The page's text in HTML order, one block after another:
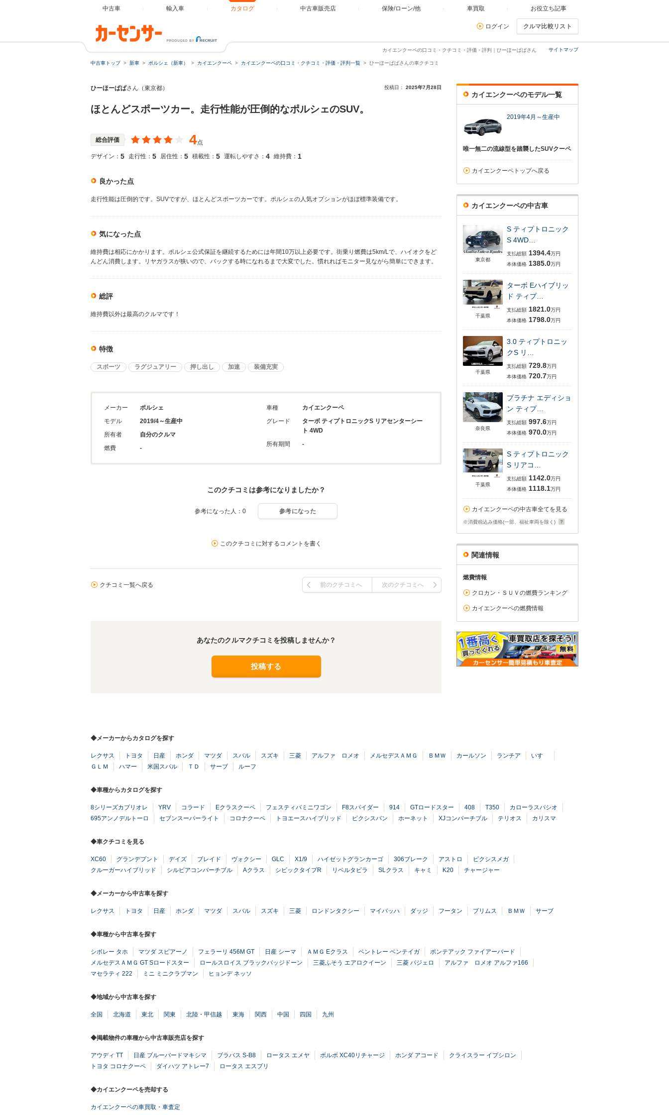
中古車 輸入車 カタログ 中古車販売店 保険/ローン/他 車買取 お役立ち記事
ログイン クルマ比較リスト
サイトマップ
カイエンクーペの口コミ・クチコミ・評価・評判｜ひーほーぱぱさん
中古車トップ 新車 ポルシェ（新車） カイエンクーペ カイエンクーペの口コミ・クチコミ・評価・評判一覧 ひーほーぱぱさんの車クチコミ
ひーほーぱぱさん（東京都） 投稿日： 2025年7月28日
ほとんどスポーツカー。走行性能が圧倒的なポルシェのSUV。
総合評価 4点
デザイン： 5 走行性： 5 居住性： 5 積載性： 5 運転しやすさ： 4 維持費： 1
良かった点
走行性能は圧倒的です。SUVですが、ほとんどスポーツカーです。ポルシェの人気オプションがほぼ標準装備です。
気になった点
維持費は相応にかかります。ポルシェ公式保証を継続するためには年間10万以上必要です。街乗り燃費は5km/Lで、ハイオクをど
んどん消費します。リヤガラスが狭いので、バックする時になれるまで大変でした。慣れればモニター見ながら簡単にできます。
総評
維持費以外は最高のクルマです！
特徴
スポーツ ラグジュアリー 押し出し 加速 装備充実
メーカー
ポルシェ
モデル
2019/4～生産中
所有者
自分のクルマ
燃費
-
車種
カイエンクーペ
グレード
ターボ ティプトロニックS リアセンターシー
ト 4WD
所有期間
-
このクチコミは参考になりましたか？
参考になった人：0 参考になった
このクチコミに対するコメントを書く
クチコミ一覧へ戻る 前のクチコミへ 次のクチコミへ
あなたのクルマクチコミを投稿しませんか？
投稿する
カイエンクーペのモデル一覧
2019年4月～生産中
唯一無二の流線型を踏襲したSUVクーペ
カイエンクーペトップへ戻る
カイエンクーペの中古車
東京都
S ティプトロニック
S 4WD…
支払総額 1394.4万円
本体価格 1385.0万円
千葉県
ターボ Eハイブリッ
ド ティプ…
支払総額 1821.0万円
本体価格 1798.0万円
千葉県
3.0 ティプトロニッ
クS リ…
支払総額 729.8万円
本体価格 720.7万円
奈良県
プラチナ エディショ
ン ティプ…
支払総額 997.6万円
本体価格 970.0万円
千葉県
S ティプトロニック
S リアコ…
支払総額 1142.0万円
本体価格 1118.1万円
カイエンクーペの中古車全てを見る
※消費税込み価格(一部、福祉車両を除く)
関連情報
燃費情報
クロカン・ＳＵＶの燃費ランキング
カイエンクーペの燃費情報
◆メーカーからカタログを探す
レクサス トヨタ 日産 ホンダ マツダ スバル スズキ 三菱 アルファ ロメオ メルセデスＡＭＧ ＢＭＷ カールソン ランチア
いすゞ
ＧＬＭ
ハマー 米国スバル ＴＤ サーブ ルーフ
◆車種からカタログを探す
8シリーズカブリオレ YRV コラード Eクラスクーペ フェスティバミニワゴン F8スパイダー 914 GTロードスター 408 T350
カローラスパシオ
695アンノデルトーロ
セブンスーパーライト コロナクーペ トヨエースハイブリッド ピクシスバン ホーネット XJコンバーチブル テリオス カリスマ
◆車クチコミを見る
XC60 グランデプント デイズ ブレイド ヴォクシー GLC X1/9 ハイゼットグランカーゴ 306ブレーク アストロ
ピクシスメガ
クルーガーハイブリッド
シルビアコンバーチブル Aクラス シビックタイプR リベルタビラ SLクラス キャミ K20 チャージャー
◆メーカーから中古車を探す
レクサス トヨタ 日産 ホンダ マツダ スバル スズキ 三菱 ロンドンタクシー マイバッハ ダッジ フータン プリムス ＢＭＷ サーブ
◆車種から中古車を探す
シボレー タホ マツダ スピアーノ フェラーリ 456M GT 日産 シーマ ＡＭＧ Eクラス ベントレー ベンテイガ
ポンテアック ファイアーバード
メルセデスＡＭＧ GT Sロードスター
ロールスロイス ブラックバッジドーン 三菱ふそう エアロクイーン 三菱 パジェロ
アルファ ロメオ アルファ166
マセラティ 222
ミニ ミニクラブマン ヒョンデ ネッソ
◆地域から中古車を探す
全国 北海道 東北 関東 北陸・甲信越 東海 関西 中国 四国 九州
◆掲載物件の車種から中古車販売店を探す
アウディ TT 日産 ブルーバードマキシマ ブラバス S-B8 ロータス エメヤ ボルボ XC40リチャージ ホンダ アコード
クライスラー イプシロン
トヨタ コロナクーペ
ダイハツ アトレー7 ロータス エスプリ
◆カイエンクーペを売却する
カイエンクーペの車買取・車査定